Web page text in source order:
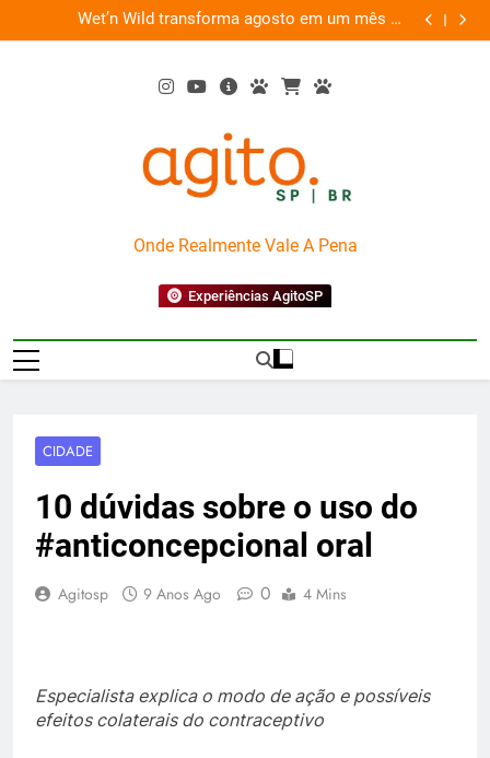
to
Wet’n Wild transforma agosto em um mês de
diversão e conexão
“Led
AgitoSP
Onde Realmente Vale A Pena
Experiências AgitoSP
CIDADE
10 dúvidas sobre o uso do
#anticoncepcional oral
Agitosp 9 Anos Ago 0 4 Mins
Especialista explica o modo de ação e possíveis
efeitos colaterais do contraceptivo